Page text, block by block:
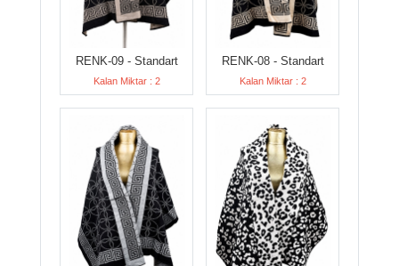
RENK-09 - Standart
Kalan Miktar : 2
RENK-08 - Standart
Kalan Miktar : 2